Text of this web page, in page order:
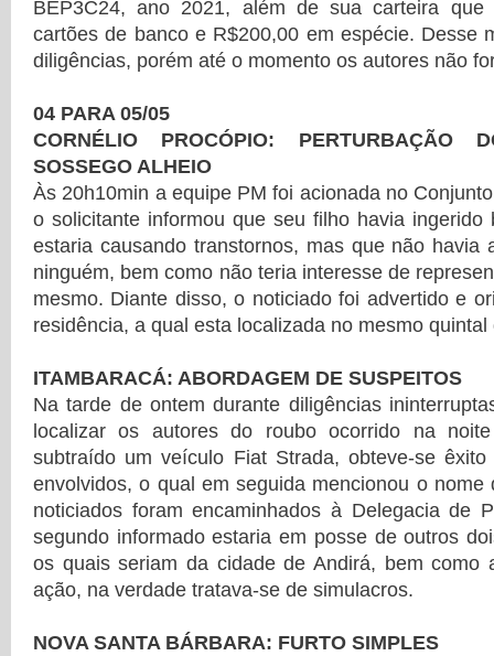
BEP3C24, ano 2021, além de sua carteira que
cartões de banco e R$200,00 em espécie. Desse
diligências, porém até o momento os autores não
04 PARA 05/05
CORNÉLIO PROCÓPIO: PERTURBAÇÃO
SOSSEGO ALHEIO
Às 20h10min a equipe PM foi acionada no
o solicitante informou que seu filho havia ingerido
estaria causando transtornos, mas que não havia
ninguém, bem como não teria interesse de
mesmo. Diante disso, o noticiado foi advertido e
residência, a qual esta localizada no mesmo
ITAMBARACÁ: ABORDAGEM DE SUSPEITOS
Na tarde de ontem durante diligências
localizar os autores do roubo ocorrido na
subtraído um veículo Fiat Strada, obteve-se
envolvidos, o qual em seguida mencionou o nome
noticiados foram encaminhados à Delegacia de
segundo informado estaria em posse de outros
os quais seriam da cidade de Andirá, bem como
ação, na verdade tratava-se de simulacros.
NOVA SANTA BÁRBARA: FURTO SIMPLES